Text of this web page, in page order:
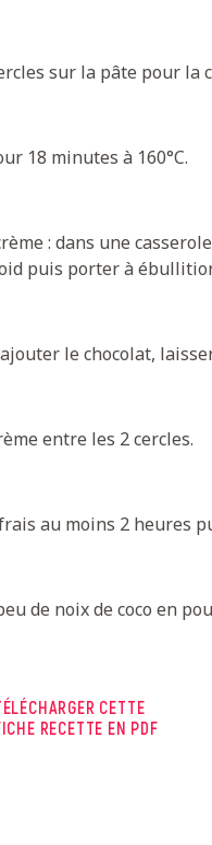
sur la pâte pour la
18 minutes à 160°C.
: dans une
puis porter à
le chocolat,
entre les 2 cercles.
au moins 2 heures
de noix de coco en
CETTE
RECETTE EN PDF